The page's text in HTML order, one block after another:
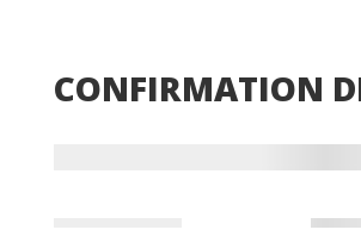
CONFIRMATION